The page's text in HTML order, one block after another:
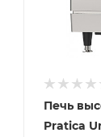
Печь
Pratica